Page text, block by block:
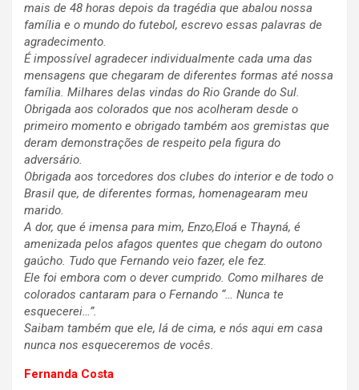
mais de 48 horas depois da tragédia que abalou nossa
família e o mundo do futebol, escrevo essas palavras de
agradecimento.
É impossível agradecer individualmente cada uma das
mensagens que chegaram de diferentes formas até nossa
família. Milhares delas vindas do Rio Grande do Sul.
Obrigada aos colorados que nos acolheram desde o
primeiro momento e obrigado também aos gremistas que
deram demonstrações de respeito pela figura do
adversário.
Obrigada aos torcedores dos clubes do interior e de todo o
Brasil que, de diferentes formas, homenagearam meu
marido.
A dor, que é imensa para mim, Enzo,Eloá e Thayná, é
amenizada pelos afagos quentes que chegam do outono
gaúcho. Tudo que Fernando veio fazer, ele fez.
Ele foi embora com o dever cumprido. Como milhares de
colorados cantaram para o Fernando “… Nunca te
esquecerei…”.
Saibam também que ele, lá de cima, e nós aqui em casa
nunca nos esqueceremos de vocês.
Fernanda Costa